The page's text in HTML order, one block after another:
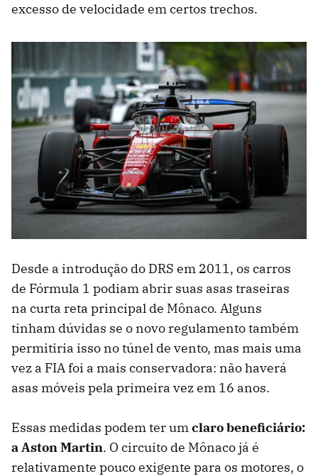
excesso de velocidade em certos trechos.
Desde a introdução do DRS em 2011, os carros
de Fórmula 1 podiam abrir suas asas traseiras
na curta reta principal de Mônaco. Alguns
tinham dúvidas se o novo regulamento também
permitiria isso no túnel de vento, mas mais uma
vez a FIA foi a mais conservadora: não haverá
asas móveis pela primeira vez em 16 anos.
Essas medidas podem ter umclaro beneficiário:
a Aston Martin. O circuito de Mônaco já é
relativamente pouco exigente para os motores, o